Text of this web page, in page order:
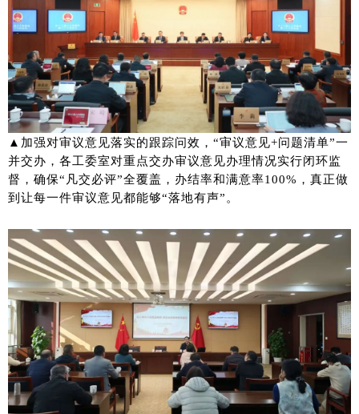
▲加强对审议意见落实的跟踪问效，“审议意见+问题清单”一
并交办，各工委室对重点交办审议意见办理情况实行闭环监
督，确保“凡交必评”全覆盖，办结率和满意率100%，真正做
到让每一件审议意见都能够“落地有声”。